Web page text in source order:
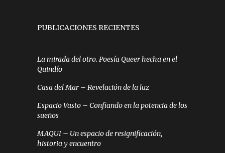
PUBLICACIONES RECIENTES
La mirada del otro. Poesía Queer hecha en el
Quindío
Casa del Mar – Revelación de la luz
Espacio Vasto – Confiando en la potencia de los
sueños
MAQUI – Un espacio de resignificación,
historia y encuentro